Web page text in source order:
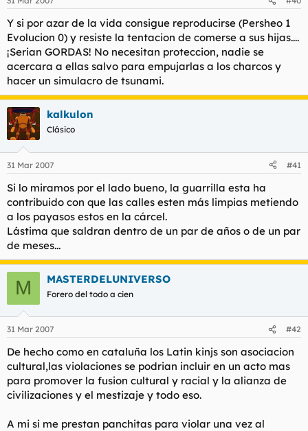
Y si por azar de la vida consigue reproducirse (Persheo 1
Evolucion 0) y resiste la tentacion de comerse a sus hijas....
¡Serian GORDAS! No necesitan proteccion, nadie se
acercara a ellas salvo para empujarlas a los charcos y
hacer un simulacro de tsunami.
kalkulon
Clásico
31 Mar 2007 #41
Si lo miramos por el lado bueno, la guarrilla esta ha
contribuido con que las calles esten más limpias metiendo
a los payasos estos en la cárcel.
Lástima que saldran dentro de un par de años o de un par
de meses...
M MASTERDELUNIVERSO
Forero del todo a cien
31 Mar 2007 #42
De hecho como en cataluña los Latin kinjs son asociacion
cultural,las violaciones se podrian incluir en un acto mas
para promover la fusion cultural y racial y la alianza de
civilizaciones y el mestizaje y todo eso.
A mi si me prestan panchitas para violar una vez al